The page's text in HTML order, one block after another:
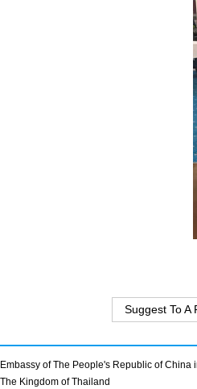
Suggest To A
Embassy of The People's Republic of China
The Kingdom of Thailand